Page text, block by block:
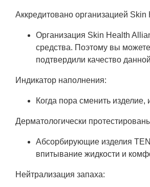
Аккредитовано организацией Skin
Организация Skin Health
средства. Поэтому вы
подтвердили качество
Индикатор наполнения:
Когда пора сменить
Дерматологически
Абсорбирующие изделия
впитывание жидкости и
Нейтрализация запаха: